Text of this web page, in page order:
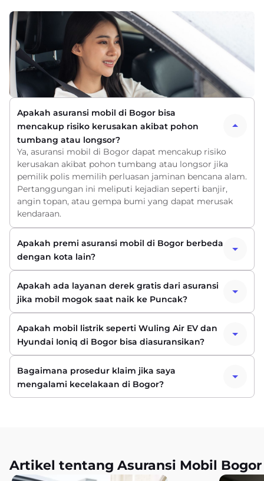
Apakah asuransi mobil di Bogor bisa
mencakup risiko kerusakan akibat pohon
tumbang atau longsor?
Ya, asuransi mobil di Bogor dapat mencakup risiko
kerusakan akibat pohon tumbang atau longsor jika
pemilik polis memilih perluasan jaminan bencana alam.
Pertanggungan ini meliputi kejadian seperti banjir,
angin topan, atau gempa bumi yang dapat merusak
kendaraan.
Apakah premi asuransi mobil di Bogor berbeda
dengan kota lain?
Apakah ada layanan derek gratis dari asuransi
jika mobil mogok saat naik ke Puncak?
Apakah mobil listrik seperti Wuling Air EV dan
Hyundai Ioniq di Bogor bisa diasuransikan?
Bagaimana prosedur klaim jika saya
mengalami kecelakaan di Bogor?
Artikel tentang Asuransi Mobil Bogor